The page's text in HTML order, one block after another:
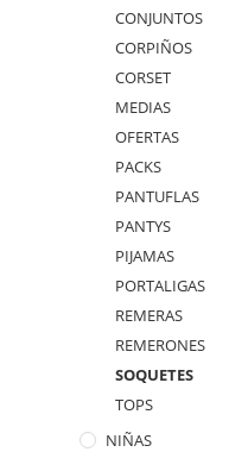
CONJUNTOS
CORPIÑOS
CORSET
MEDIAS
OFERTAS
PACKS
PANTUFLAS
PANTYS
PIJAMAS
PORTALIGAS
REMERAS
REMERONES
SOQUETES
TOPS
NIÑAS